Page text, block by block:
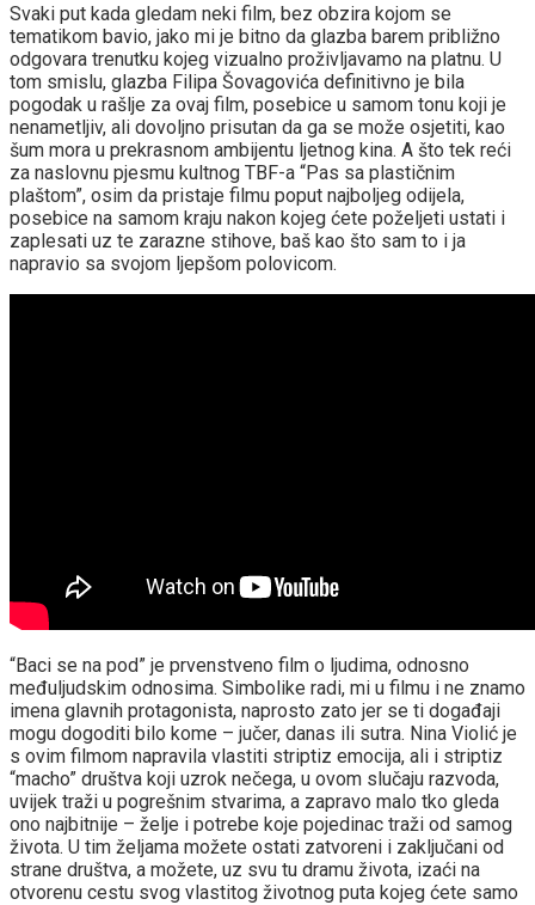
Svaki put kada gledam neki film, bez obzira kojom se
tematikom bavio, jako mi je bitno da glazba barem približno
odgovara trenutku kojeg vizualno proživljavamo na platnu. U
tom smislu, glazba Filipa Šovagovića definitivno je bila
pogodak u rašlje za ovaj film, posebice u samom tonu koji je
nenametljiv, ali dovoljno prisutan da ga se može osjetiti, kao
šum mora u prekrasnom ambijentu ljetnog kina. A što tek reći
za naslovnu pjesmu kultnog TBF-a “Pas sa plastičnim
plaštom”, osim da pristaje filmu poput najboljeg odijela,
posebice na samom kraju nakon kojeg ćete poželjeti ustati i
zaplesati uz te zarazne stihove, baš kao što sam to i ja
napravio sa svojom ljepšom polovicom.
“Baci se na pod” je prvenstveno film o ljudima, odnosno
međuljudskim odnosima. Simbolike radi, mi u filmu i ne znamo
imena glavnih protagonista, naprosto zato jer se ti događaji
mogu dogoditi bilo kome – jučer, danas ili sutra. Nina Violić je
s ovim filmom napravila vlastiti striptiz emocija, ali i striptiz
“macho” društva koji uzrok nečega, u ovom slučaju razvoda,
uvijek traži u pogrešnim stvarima, a zapravo malo tko gleda
ono najbitnije – želje i potrebe koje pojedinac traži od samog
života. U tim željama možete ostati zatvoreni i zaključani od
strane društva, a možete, uz svu tu dramu života, izaći na
otvorenu cestu svog vlastitog životnog puta kojeg ćete samo